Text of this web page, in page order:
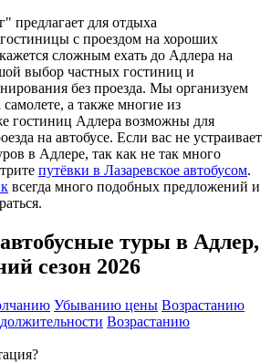
предлагает для отдыха
с проездом на хороших
сложным ехать до Адлера на
выбор частных гостиниц и
без проезда. Мы организуем
а также многие из
гостиниц Адлера возможны для
на автобусе. Если вас не устраивает
в Адлере, так как не так много
путёвки в Лазаревское автобусом.
всегда много подобных предложений и
туры в Адлер,
сезон 2026
Убыванию цены Возрастанию
Возрастанию